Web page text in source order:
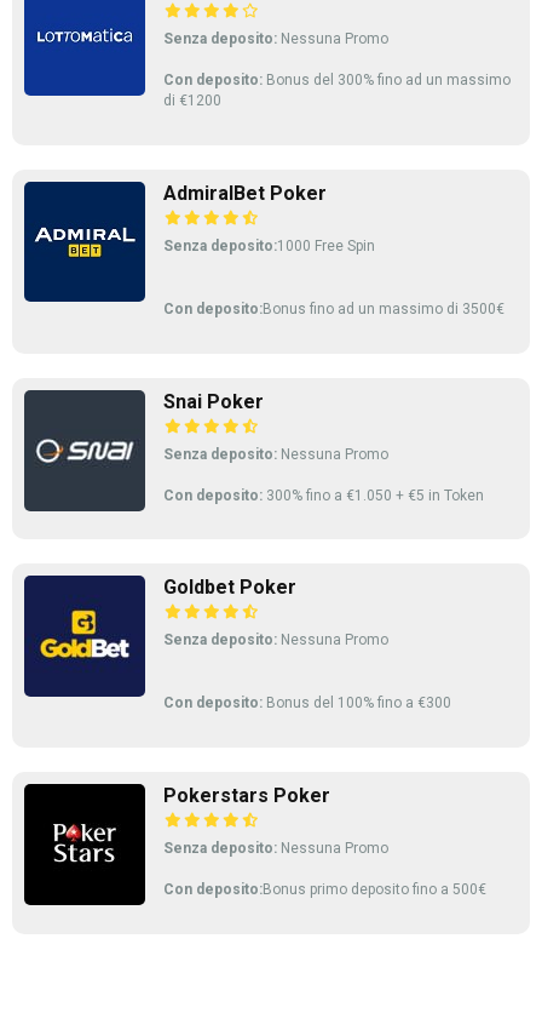
Senza deposito: Nessuna Promo
Con deposito: Bonus del 300% fino ad un massimo
di €1200
AdmiralBet Poker
Senza deposito:1000 Free Spin
Con deposito:Bonus fino ad un massimo di 3500€
Snai Poker
Senza deposito: Nessuna Promo
Con deposito: 300% fino a €1.050 + €5 in Token
Goldbet Poker
Senza deposito: Nessuna Promo
Con deposito: Bonus del 100% fino a €300
Pokerstars Poker
Senza deposito: Nessuna Promo
Con deposito:Bonus primo deposito fino a 500€